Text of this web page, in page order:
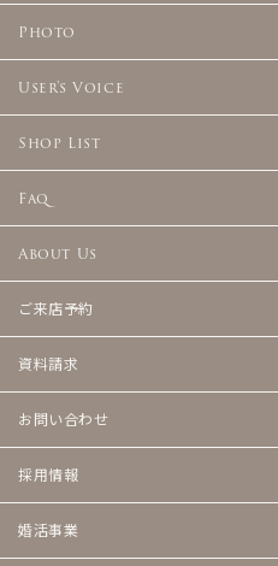
Photo
User's Voice
Shop List
Faq
About Us
ご来店予約
資料請求
お問い合わせ
採用情報
婚活事業